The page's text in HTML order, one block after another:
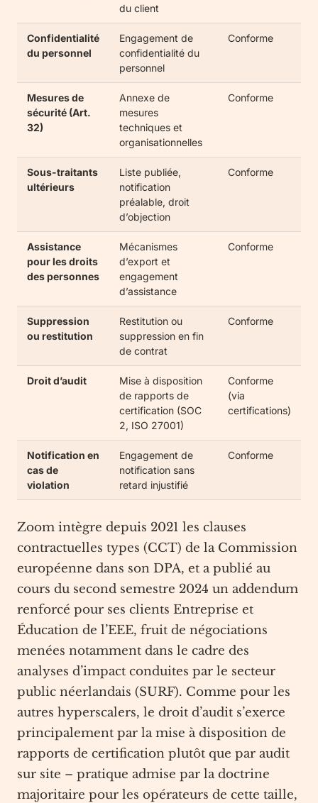
du client
Confidentialité
du personnel
Engagement de
confidentialité du
personnel
Conforme
Mesures de
sécurité (Art.
32)
Annexe de
mesures
techniques et
organisationnelles
Conforme
Sous-traitants
ultérieurs
Liste publiée,
notification
préalable, droit
d’objection
Conforme
Assistance
pour les droits
des personnes
Mécanismes
d’export et
engagement
d’assistance
Conforme
Suppression
ou restitution
Restitution ou
suppression en fin
de contrat
Conforme
Droit d’audit
Mise à disposition
de rapports de
certification (SOC
2, ISO 27001)
Conforme
(via
certifications)
Notification en
cas de
violation
Engagement de
notification sans
retard injustifié
Conforme
Zoom intègre depuis 2021 les clauses
contractuelles types (CCT) de la Commission
européenne dans son DPA, et a publié au
cours du second semestre 2024 un addendum
renforcé pour ses clients Entreprise et
Éducation de l’EEE, fruit de négociations
menées notamment dans le cadre des
analyses d’impact conduites par le secteur
public néerlandais (SURF). Comme pour les
autres hyperscalers, le droit d’audit s’exerce
principalement par la mise à disposition de
rapports de certification plutôt que par audit
sur site – pratique admise par la doctrine
majoritaire pour les opérateurs de cette taille,